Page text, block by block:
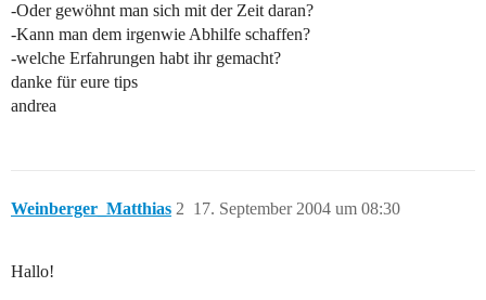
-Oder gewöhnt man sich mit der Zeit daran?
-Kann man dem irgenwie Abhilfe schaffen?
-welche Erfahrungen habt ihr gemacht?
danke für eure tips
andrea
Weinberger_Matthias 17. September 2004 um 08:30
2
Hallo!